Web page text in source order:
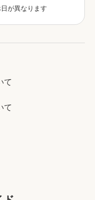
が異なります
て
て